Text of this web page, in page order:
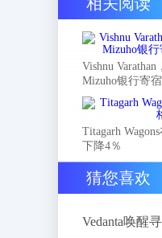
Vishnu
Mizuho银行寄
Titagarh
下降4％
猜您喜欢
Vedanta唤醒